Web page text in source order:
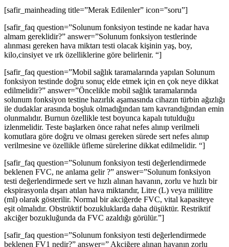
[safir_mainheading title=”Merak Edilenler” icon=”soru”]
[safir_faq question=”Solunum fonksiyon testinde ne kadar hava
almam gereklidir?” answer=”Solunum fonksiyon testlerinde
alınması gereken hava miktarı testi olacak kişinin yaş, boy,
kilo,cinsiyet ve ırk özelliklerine göre belirlenir. “]
[safir_faq question=”Mobil sağlık taramalarında yapılan Solunum
fonksiyon testinde doğru sonuç elde etmek için en çok neye dikkat
edilmelidir?” answer=”Öncelikle mobil sağlık taramalarında
solunum fonksiyon testine hazırlık aşamasında cihazın türbin ağızlığı
ile dudaklar arasında boşluk olmadığından tam kavrandığından emin
olunmalıdır. Burnun özellikle test boyunca kapalı tutulduğu
izlenmelidir. Teste başlarken önce rahat nefes alınıp verilmeli
komutlara göre doğru ve olması gereken sürede sert nefes alınıp
verilmesine ve özellikle üfleme sürelerine dikkat edilmelidir. “]
[safir_faq question=”Solunum fonksiyon testi değerlendirmede
beklenen FVC, ne anlama gelir ?” answer=”Solunum fonksiyon
testi değerlendirmede sert ve hızlı alınan havanın, zorlu ve hızlı bir
ekspirasyonla dışarı atılan hava miktarıdır, Litre (L) veya mililitre
(ml) olarak gösterilir. Normal bir akciğerde FVC, vital kapasiteye
eşit olmalıdır. Obstrüktif bozukluklarda daha düşüktür. Restriktif
akciğer bozukluğunda da FVC azaldığı görülür.”]
[safir_faq question=”Solunum fonksiyon testi değerlendirmede
beklenen FV1 nedir?” answer=” Akciğere alınan havanın zorlu